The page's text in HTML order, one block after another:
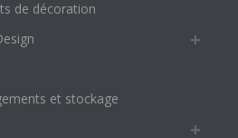
de décoration
et stockage